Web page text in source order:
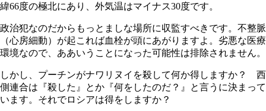
緯66度の極北にあり、外気温はマイナス30度です。
政治犯なのだからもっとましな場所に収監すべきです。不整脈
（心房細動）が起これば血栓が頭にあがりますよ。劣悪な医療
環境なので、ああいうことになった可能性は排除されません。
しかし、プーチンがナワリヌイを殺して何か得しますか？ 西
側連合は『殺した』とか『何をしたのだ？』と言うに決まって
います。それでロシアは得をしますか？